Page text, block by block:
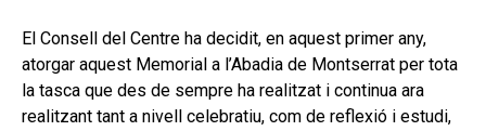
El Consell del Centre ha decidit, en aquest primer any,
atorgar aquest Memorial a l’Abadia de Montserrat per tota
la tasca que des de sempre ha realitzat i continua ara
realitzant tant a nivell celebratiu, com de reflexió i estudi,